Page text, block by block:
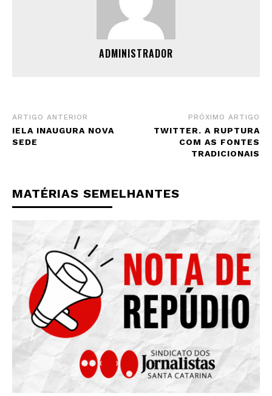
ADMINISTRADOR
ARTIGO ANTERIOR
IELA INAUGURA NOVA
SEDE
PRÓXIMO ARTIGO
TWITTER. A RUPTURA
COM AS FONTES
TRADICIONAIS
MATÉRIAS SEMELHANTES